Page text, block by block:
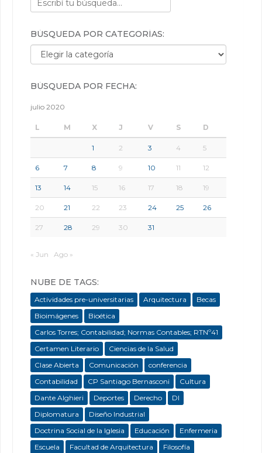
BÚSQUEDA POR CATEGORÍAS:
Búsqueda por categorías:
BÚSQUEDA POR FECHA:
julio 2020
L M X J V S D
1 2 3 4 5
6 7 8 9 10 11 12
13 14 15 16 17 18 19
20 21 22 23 24 25 26
27 28 29 30 31
« Jun Ago »
NUBE DE TAGS:
Actividades pre-universitarias Arquitectura
Becas
Bioimágenes
Bioética
Carlos Torres; Contabilidad; Normas Contables; RTNº41
Certamen Literario
Ciencias de la Salud
Clase Abierta
Comunicación
conferencia
Contabilidad
CP Santiago Bernasconi
Cultura
Dante Alghieri
Deportes Derecho
DI
Diplomatura
Diseño Industrial
Doctrina Social de la Iglesia
Educación
Enfermeria
Escuela
Facultad de Arquitectura
Filosofía